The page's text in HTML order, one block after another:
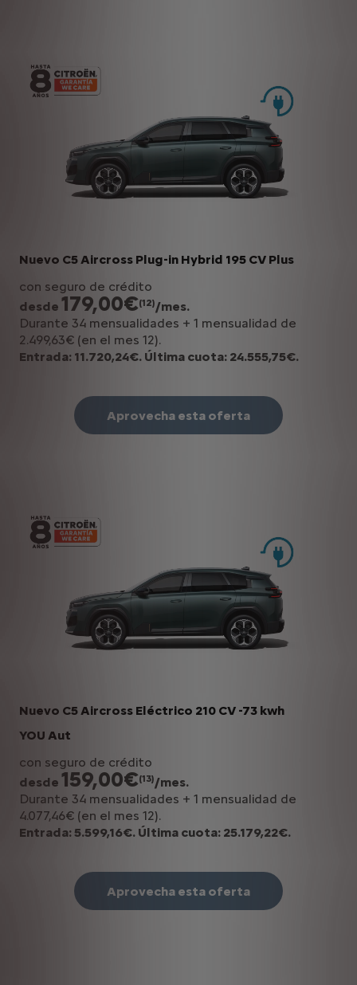
Nuevo C5 Aircross Plug-in Hybrid 195 CV Plus
con seguro de crédito
desde 179,00€(12)/mes.
Durante 34 mensualidades + 1 mensualidad de
2.499,63€ (en el mes 12).
Entrada: 11.720,24€. Última cuota: 24.555,75€.
Aprovecha esta oferta
Nuevo C5 Aircross Eléctrico 210 CV -73 kwh
YOU Aut
con seguro de crédito
desde 159,00€(13)/mes.
Durante 34 mensualidades + 1 mensualidad de
4.077,46€ (en el mes 12).
Entrada: 5.599,16€. Última cuota: 25.179,22€.
Aprovecha esta oferta